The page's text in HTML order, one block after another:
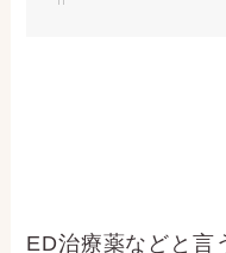
ED治療薬などと言